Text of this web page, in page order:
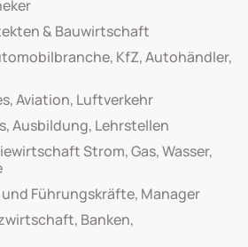
& Bauwirtschaft
KfZ, Autohändler,
Aviation, Luftverkehr
Ausbildung, Lehrstellen
Strom, Gas, Wasser,
Führungskräfte, Manager
Banken,